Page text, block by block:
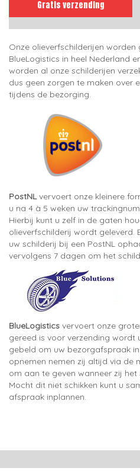
Gratis verzending
Onze olieverfschilderijen worden
BlueLogistics in heel Nederland
worden al onze schilderijen
dus geen zorgen te maken over
tijdens de bezorging.
PostNLvervoert onze kleinere
u na 4 à 5 weken uw
Hierbij kunt u zelf in de gaten
olieverfschilderij wordt geleverd.
uw schilderij bij een PostNL
vervolgens 7 dagen om het
BlueLogistics vervoert onze
gereed is voor verzending wordt
gebeld om uw bezorgafspraak
opnemen nemen zij altijd via de
om aan te geven wanneer zij het
Mocht dit niet schikken kunt u
afspraak inplannen.